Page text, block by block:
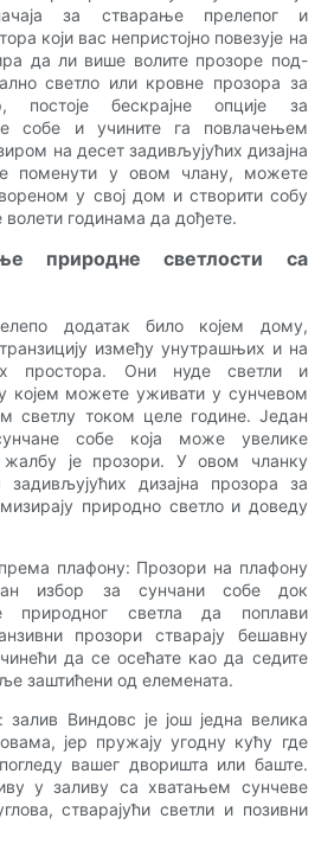
за стварање прелепог и
који вас непристојно повезује на
да ли више волите прозоре под-
светло или кровне прозора за
постоје бескрајне опције за
собе и учините га повлачењем
на десет задивљујућих дизајна
поменути у овом члану, можете
у свој дом и створити собу
волети годинама да дођете.
природне светлости са
додатак било којем дому,
између унутрашњих и на
простора. Они нуде светли и
којем можете уживати у сунчевом
светлу током целе године. Један
собе која може увелике
је прозори. У овом чланку
дизајна прозора за
природно светло и доведу
плафону: Прозори на плафону
избор за сунчани собе док
природног светла да поплави
прозори стварају бешавну
да се осећате као да седите
заштићени од елемената.
Виндовс је још једна велика
јер пружају угодну кућу где
вашег дворишта или баште.
у заливу са хватањем сунчеве
стварајући светли и позивни